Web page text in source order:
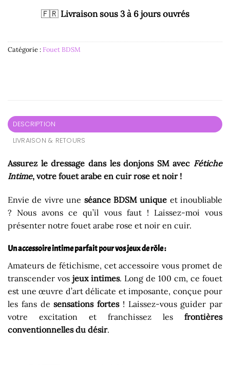
🇫🇷 Livraison sous 3 à 6 jours ouvrés
Catégorie :Fouet BDSM
DESCRIPTION
LIVRAISON & RETOURS
Assurez le dressage dans les donjons SM avec Fétiche
Intime, votre fouet arabe en cuir rose et noir !
Envie de vivre une séance BDSM unique et inoubliable
? Nous avons ce qu’il vous faut ! Laissez-moi vous
présenter notre fouet arabe rose et noir en cuir.
Un accessoire intime parfait pour vos jeux de rôle :
Amateurs de fétichisme, cet accessoire vous promet de
transcender vos jeux intimes. Long de 100 cm, ce fouet
est une œuvre d’art délicate et imposante, conçue pour
les fans desensations fortes! Laissez-vous guider par
votre excitation et franchissez les frontières
conventionnelles du désir.